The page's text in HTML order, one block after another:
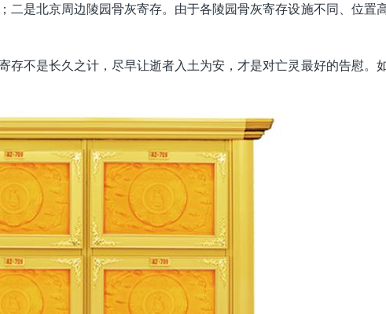
是北京周边陵园骨灰寄存。由于各陵园骨灰寄存设施不同、位置
不是长久之计，尽早让逝者入土为安，才是对亡灵最好的告慰。